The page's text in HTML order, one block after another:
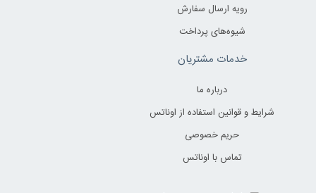
رویه ارسال سفارش
شیوه‌های پرداخت
خدمات مشتریان
درباره ما
شرایط و قوانین استفاده از اوناتس
حریم خصوصی
تماس با اوناتس